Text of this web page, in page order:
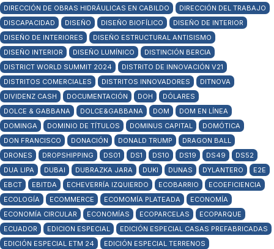
DIRECCIÓN DE OBRAS HIDRÁULICAS EN CABILDO
DIRECCIÓN DEL TRABAJO
DISCAPACIDAD
DISEÑO DISEÑO BIOFÍLICO
DISEÑO DE INTERIOR
DISEÑO DE INTERIORES
DISEÑO ESTRUCTURAL ANTISISMO
DISEÑO INTERIOR
DISEÑO LUMÍNICO
DISTINCIÓN BERCIA
DISTRICT WORLD SUMMIT 2024
DISTRITO DE INNOVACIÓN V21
DISTRITOS COMERCIALES
DISTRITOS INNOVADORES
DITNOVA
DIVIDENZ CASH
DOCUMENTACIÓN DOH
DÓLARES
DOLCE & GABBANA
DOLCE&GABBANA DOM
DOM EN LÍNEA
DOMINGA
DOMINIO DE TÍTULOS DOMINUS CAPITAL
DOMÓTICA
DON FRANCISCO
DONACIÓN DONALD TRUMP
DRAGON BALL
DRONES
DROPSHIPPING DS01 DS1 DS10 DS19 DS49
DS52
DUA LIPA
DUBAI DUBRAZKA JARA DUKI DUNAS DYLANTERO
E2E
EBCT
EBITDA ECHEVERRÍA IZQUIERDO ECOBARRIO
ECOEFICIENCIA
ECOLOGÍA
ECOMMERCE ECOMOMÍA PLATEADA
ECONOMÍA
ECONOMÍA CIRCULAR
ECONOMÍAS ECOPARCELAS
ECOPARQUE
ECUADOR
EDICION ESPECIAL
EDICIÓN ESPECIAL CASAS PREFABRICADAS
EDICIÓN ESPECIAL ETM 24
EDICIÓN ESPECIAL TERRENOS